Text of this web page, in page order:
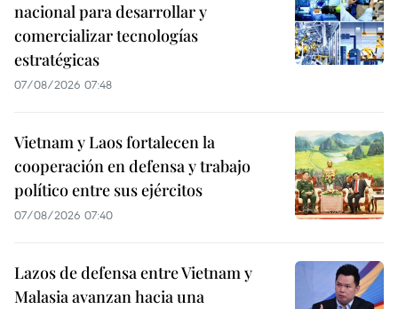
nacional para desarrollar y
comercializar tecnologías
estratégicas
07/08/2026 07:48
Vietnam y Laos fortalecen la
cooperación en defensa y trabajo
político entre sus ejércitos
07/08/2026 07:40
Lazos de defensa entre Vietnam y
Malasia avanzan hacia una